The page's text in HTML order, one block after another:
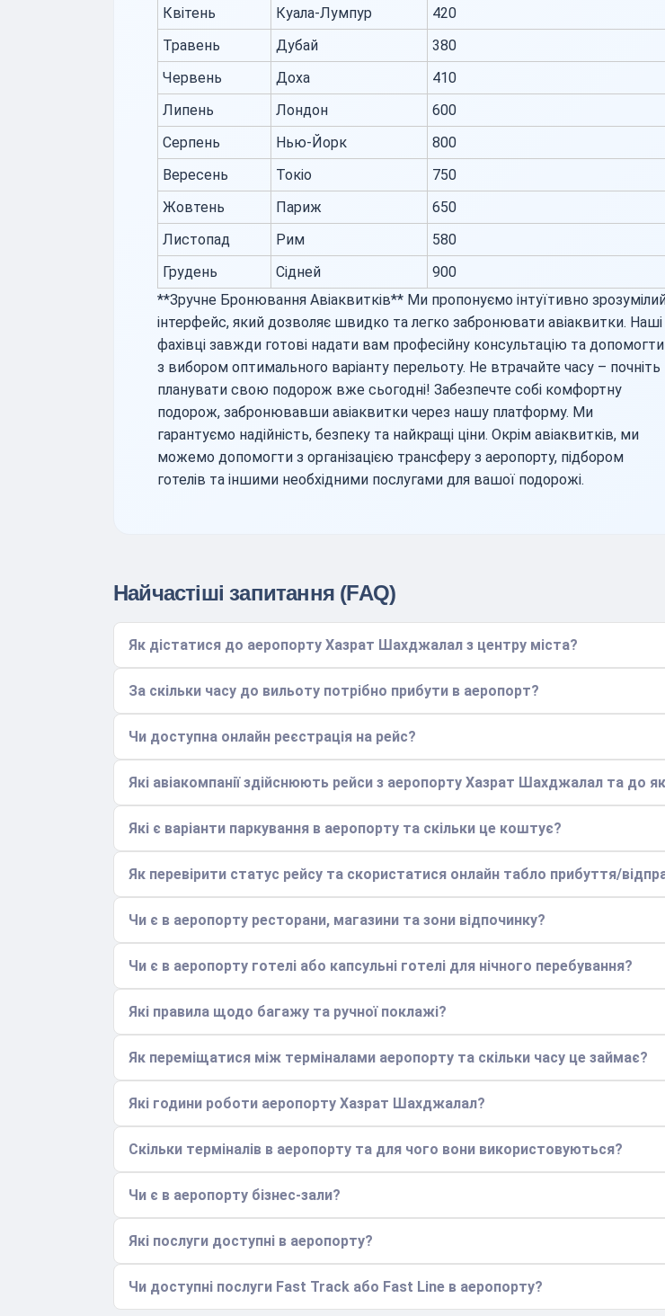
Квітень
Куала-Лумпур
420
Травень
Дубай
380
Червень
Доха
410
Липень
Лондон
600
Серпень
Нью-Йорк
800
Вересень
Токіо
750
Жовтень
Париж
650
Листопад
Рим
580
Грудень
Сідней
900
**Зручне Бронювання Авіаквитків** Ми пропонуємо інтуїтивно
інтерфейс, який дозволяє швидко та легко забронювати авіаквитки. Наші
фахівці завжди готові надати вам професійну консультацію та допомогти
з вибором оптимального варіанту перельоту. Не втрачайте часу – почніть
планувати свою подорож вже сьогодні! Забезпечте собі комфортну
подорож, забронювавши авіаквитки через нашу платформу. Ми
гарантуємо надійність, безпеку та найкращі ціни. Окрім авіаквитків, ми
можемо допомогти з організацією трансферу з аеропорту, підбором
готелів та іншими необхідними послугами для вашої подорожі.
Найчастіші запитання (FAQ)
Як дістатися до аеропорту Хазрат Шахджалал з центру міста?
За скільки часу до вильоту потрібно прибути в аеропорт?
Чи доступна онлайн реєстрація на рейс?
Які авіакомпанії здійснюють рейси з аеропорту Хазрат Шахджалал та до
Які є варіанти паркування в аеропорту та скільки це коштує?
Як перевірити статус рейсу та скористатися онлайн табло прибуття/
Чи є в аеропорту ресторани, магазини та зони відпочинку?
Чи є в аеропорту готелі або капсульні готелі для нічного перебування?
Які правила щодо багажу та ручної поклажі?
Як переміщатися між терміналами аеропорту та скільки часу це займає?
Які години роботи аеропорту Хазрат Шахджалал?
Скільки терміналів в аеропорту та для чого вони використовуються?
Чи є в аеропорту бізнес-зали?
Які послуги доступні в аеропорту?
Чи доступні послуги Fast Track або Fast Line в аеропорту?